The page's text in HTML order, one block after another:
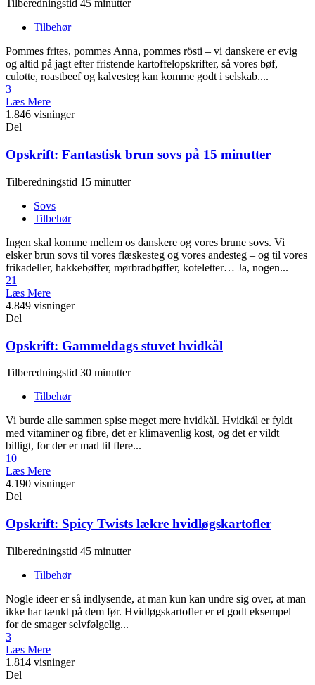
Tilberedningstid 45 minutter
Tilbehør
Pommes frites, pommes Anna, pommes rösti – vi danskere er evig
og altid på jagt efter fristende kartoffelopskrifter, så vores bøf,
culotte, roastbeef og kalvesteg kan komme godt i selskab....
3
Læs Mere
1.846 visninger
Del
Opskrift: Fantastisk brun sovs på 15 minutter
Tilberedningstid 15 minutter
Sovs
Tilbehør
Ingen skal komme mellem os danskere og vores brune sovs. Vi
elsker brun sovs til vores flæskesteg og vores andesteg – og til vores
frikadeller, hakkebøffer, mørbradbøffer, koteletter… Ja, nogen...
21
Læs Mere
4.849 visninger
Del
Opskrift: Gammeldags stuvet hvidkål
Tilberedningstid 30 minutter
Tilbehør
Vi burde alle sammen spise meget mere hvidkål. Hvidkål er fyldt
med vitaminer og fibre, det er klimavenlig kost, og det er vildt
billigt, for der er mad til flere...
10
Læs Mere
4.190 visninger
Del
Opskrift: Spicy Twists lækre hvidløgskartofler
Tilberedningstid 45 minutter
Tilbehør
Nogle ideer er så indlysende, at man kun kan undre sig over, at man
ikke har tænkt på dem før. Hvidløgskartofler er et godt eksempel –
for de smager selvfølgelig...
3
Læs Mere
1.814 visninger
Del